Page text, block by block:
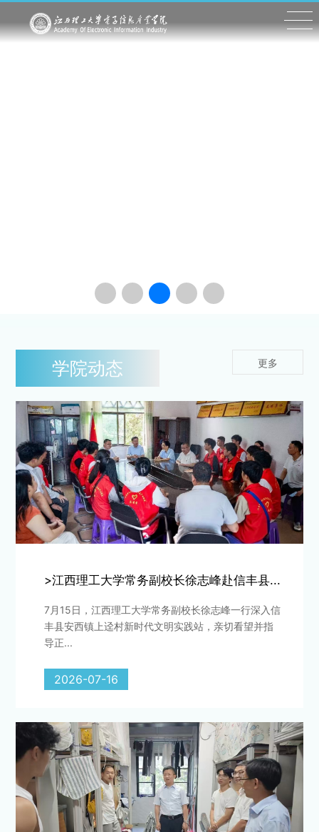
学院动态 更多
>江西理工大学常务副校长徐志峰赴信丰县...
7月15日，江西理工大学常务副校长徐志峰一行深入信
丰县安西镇上迳村新时代文明实践站，亲切看望并指
导正...
2026-07-16